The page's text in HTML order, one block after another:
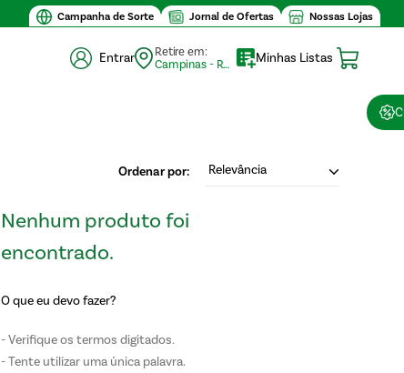
Campanha de Sorte Jornal de Ofertas Nossas Lojas
Entrar
Retire em:
Campinas - Retirada (10)
Minhas Listas
Relevância
O que eu devo fazer?
Verifique os termos digitados.
Tente utilizar uma única palavra.